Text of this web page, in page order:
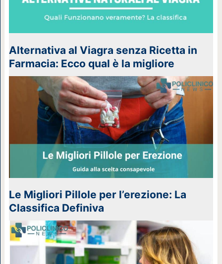
Alternativa al Viagra senza Ricetta in
Farmacia: Ecco qual è la migliore
Le Migliori Pillole per l’erezione: La
Classifica Definiva